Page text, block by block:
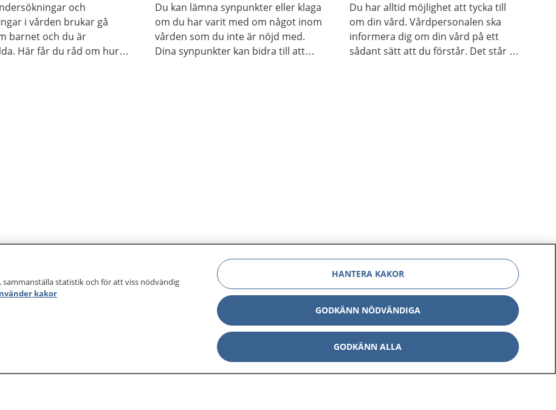
och
i vården brukar gå
barnet och du är
Här får du råd om hur
Du kan lämna synpunkter eller klaga
om du har varit med om något inom
vården som du inte är nöjd med.
Dina synpunkter kan bidra till att
Du har alltid möjlighet att tycka till
om din vård. Vårdpersonalen ska
informera dig om din vård på ett
sådant sätt att du förstår. Det står i
din journal
Other languages
Om 1177
Kontakt
statistik och för att viss nödvändig
kakor
HANTERA KAKOR
GODKÄNN NÖDVÄNDIGA
GODKÄNN ALLA